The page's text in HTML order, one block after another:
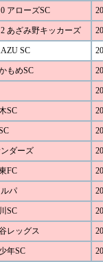
アローズSC
あざみ野キッカーズ
SC
もめSC
SC
ダーズ
FC
パ
SC
レッグス
年SC